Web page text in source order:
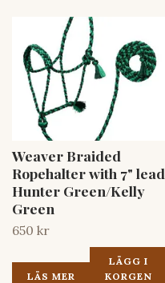
Weaver Braided
Ropehalter with 7" lead
Hunter Green/Kelly
Green
650 kr
LÄS MER
LÄGG I
KORGEN